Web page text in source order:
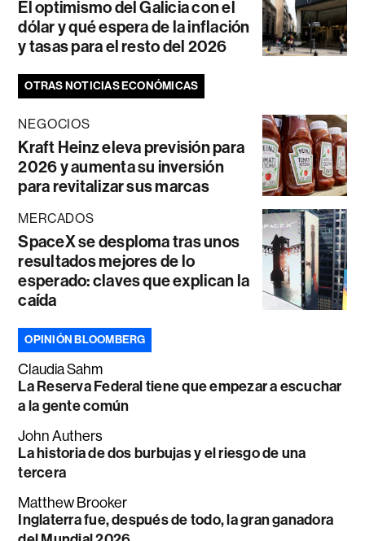
El optimismo del Galicia con el
dólar y qué espera de la inflación
y tasas para el resto del 2026
OTRAS NOTICIAS ECONÓMICAS
NEGOCIOS
Kraft Heinz eleva previsión para
2026 y aumenta su inversión
para revitalizar sus marcas
MERCADOS
SpaceX se desploma tras unos
resultados mejores de lo
esperado: claves que explican la
caída
OPINIÓN BLOOMBERG
Claudia Sahm
La Reserva Federal tiene que empezar a escuchar
a la gente común
John Authers
La historia de dos burbujas y el riesgo de una
tercera
Matthew Brooker
Inglaterra fue, después de todo, la gran ganadora